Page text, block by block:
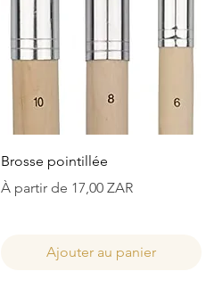
Aperçu rapide
Brosse pointillée
À partir de 17,00 ZAR
Prix promotionnel
Ajouter au panier